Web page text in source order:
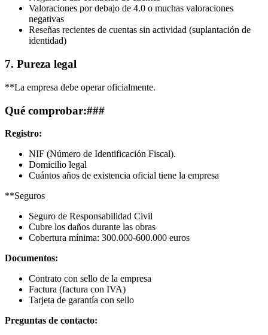
Valoraciones por debajo de 4.0 o muchas valoraciones
negativas
Reseñas recientes de cuentas sin actividad (suplantación de
identidad)
7. Pureza legal
**La empresa debe operar oficialmente.
Qué comprobar:###
Registro:
NIF (Número de Identificación Fiscal).
Domicilio legal
Cuántos años de existencia oficial tiene la empresa
**Seguros
Seguro de Responsabilidad Civil
Cubre los daños durante las obras
Cobertura mínima: 300.000-600.000 euros
Documentos:
Contrato con sello de la empresa
Factura (factura con IVA)
Tarjeta de garantía con sello
Preguntas de contacto: